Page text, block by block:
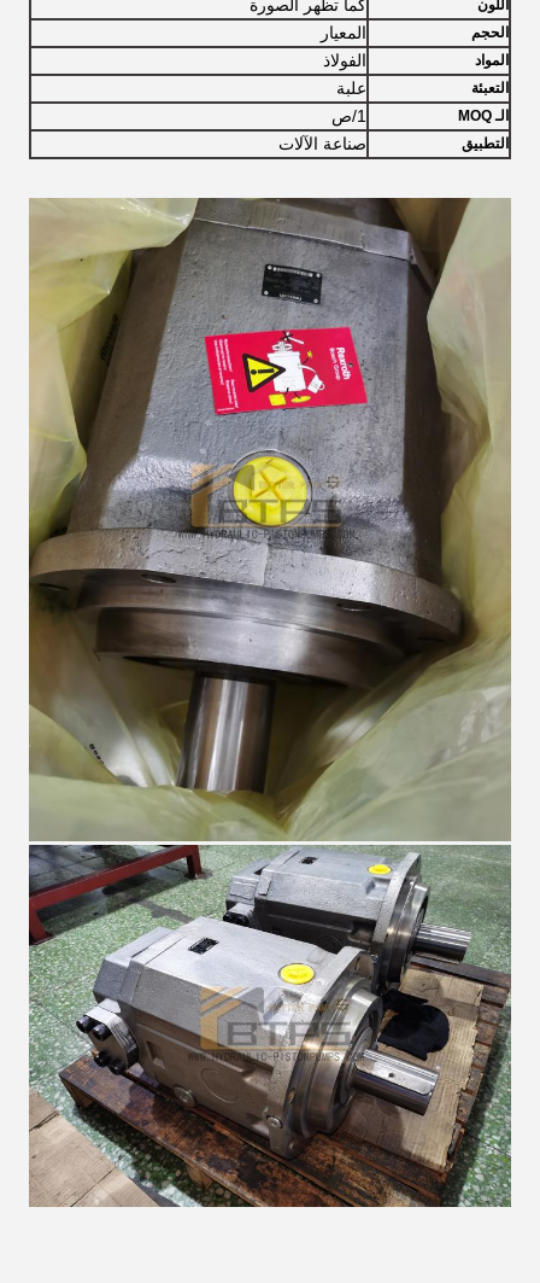
اللون كما تظهر الصورة
الحجم المعيار
المواد الفولاذ
التعبئة علبة
الـ MOQ 1/ص
التطبيق صناعة الآلات